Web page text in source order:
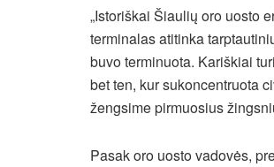
„Istoriškai Šiaulių oro uosto
terminalas atitinka
buvo terminuota. Kariškiai
bet ten, kur sukoncentruota
žengsime pirmuosius
Pasak oro uosto vadovės,